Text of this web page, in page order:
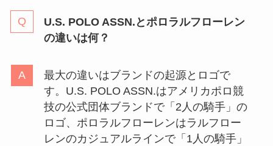
U.S. POLO ASSN.とポロラルフローレン
の違いは何？
最大の違いはブランドの起源とロゴで
す。U.S. POLO ASSN.はアメリカポロ競
技の公式団体ブランドで「2人の騎手」の
ロゴ、ポロラルフローレンはラルフロー
レンのカジュアルラインで「1人の騎手」